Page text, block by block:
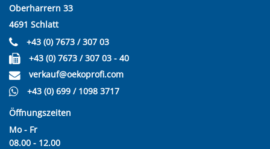
Oberharrern 33
4691 Schlatt
+43 (0) 7673 / 307 03
+43 (0) 7673 / 307 03 - 40
verkauf@oekoprofi.com
+43 (0) 699 / 1098 3717
Öffnungszeiten
Mo - Fr
08.00 - 12.00